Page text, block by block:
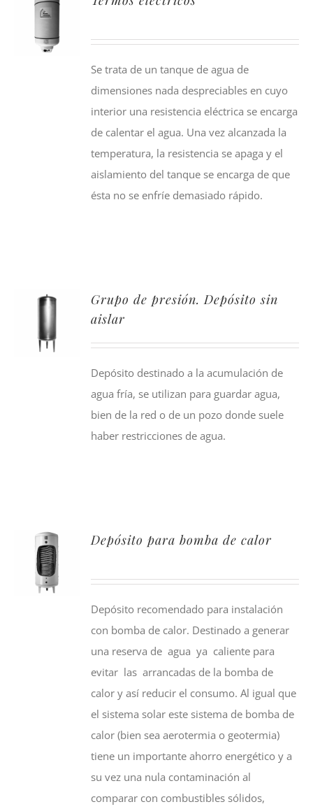
Se trata de un tanque de agua de
dimensiones nada despreciables en cuyo
interior una resistencia eléctrica se encarga
de calentar el agua. Una vez alcanzada la
temperatura, la resistencia se apaga y el
aislamiento del tanque se encarga de que
ésta no se enfríe demasiado rápido.
Grupo de presión. Depósito sin
aislar
Depósito destinado a la acumulación de
agua fría, se utilizan para guardar agua,
bien de la red o de un pozo donde suele
haber restricciones de agua.
Depósito para bomba de calor
Depósito recomendado para instalación
con bomba de calor. Destinado a generar
una reserva de agua ya caliente para
evitar las arrancadas de la bomba de
calor y así reducir el consumo. Al igual que
el sistema solar este sistema de bomba de
calor (bien sea aerotermia o geotermia)
tiene un importante ahorro energético y a
su vez una nula contaminación al
comparar con combustibles sólidos,